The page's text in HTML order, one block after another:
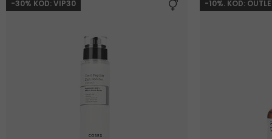
-30% KOD: VIP30 -10%. KOD: